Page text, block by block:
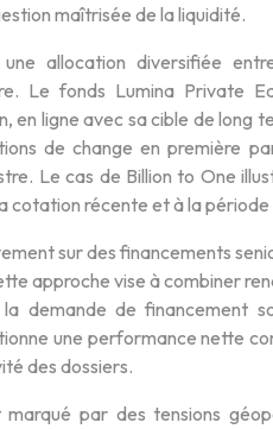
maîtrisée de la liquidité.
allocation diversifiée
Le fonds Lumina Private
en ligne avec sa cible de long
de change en première
Le cas de Billion to One
cotation récente et à la
sur des financements
approche vise à combiner
demande de financement
une performance nette
des dossiers.
par des tensions